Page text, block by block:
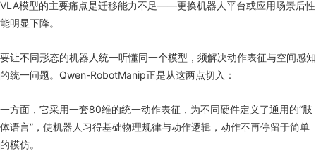
VLA模型的主要痛点是迁移能力不足——更换机器人平台或应用场景后性
能明显下降。
要让不同形态的机器人统一听懂同一个模型，须解决动作表征与空间感知
的统一问题。Qwen-RobotManip正是从这两点切入：
一方面，它采用一套80维的统一动作表征，为不同硬件定义了通用的“肢
体语言”，使机器人习得基础物理规律与动作逻辑，动作不再停留于简单
的模仿。